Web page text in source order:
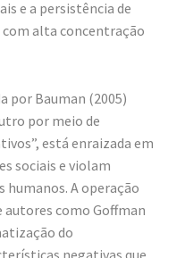
e a persistência de
alta concentração
por Bauman (2005)
por meio de
está enraizada em
sociais e violam
A operação
como Goffman
do
negativas que